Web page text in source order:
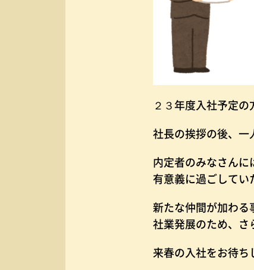
２３年度入社予定の
社長の挨拶の後、一
内定者のみなさんに
有意義に過ごしてい
新たな仲間が加わる
社業発展のため、さ
来春の入社をお待ち